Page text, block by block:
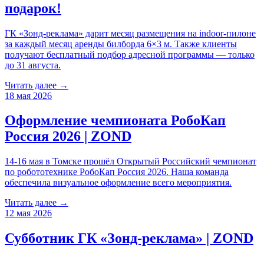
подарок!
ГК «Зонд-реклама» дарит месяц размещения на indoor-пилоне
за каждый месяц аренды билборда 6×3 м. Также клиенты
получают бесплатный подбор адресной программы — только
до 31 августа.
Читать далее →
18 мая 2026
Оформление чемпионата РобоКап
Россия 2026 | ZOND
14-16 мая в Томске прошёл Открытый Российский чемпионат
по робототехнике РобоКап Россия 2026. Наша команда
обеспечила визуальное оформление всего мероприятия.
Читать далее →
12 мая 2026
Субботник ГК «Зонд-реклама» | ZOND